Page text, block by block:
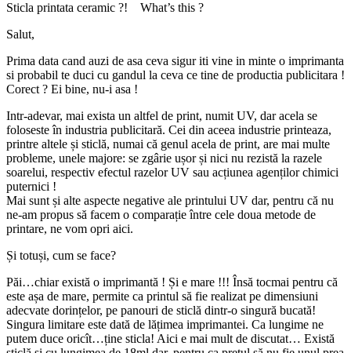
Sticla printata ceramic ?! What’s this ?
Salut,
Prima data cand auzi de asa ceva sigur iti vine in minte o imprimanta
si probabil te duci cu gandul la ceva ce tine de productia publicitara !
Corect ? Ei bine, nu-i asa !
Intr-adevar, mai exista un altfel de print, numit UV, dar acela se
foloseste în industria publicitară. Cei din aceea industrie printeaza,
printre altele și sticlă, numai că genul acela de print, are mai multe
probleme, unele majore: se zgârie ușor și nici nu rezistă la razele
soarelui, respectiv efectul razelor UV sau acțiunea agenților chimici
puternici !
Mai sunt și alte aspecte negative ale printului UV dar, pentru că nu
ne-am propus să facem o comparație între cele doua metode de
printare, ne vom opri aici.
Și totuși, cum se face?
Păi…chiar există o imprimantă ! Și e mare !!! Însă tocmai pentru că
este așa de mare, permite ca printul să fie realizat pe dimensiuni
adecvate dorințelor, pe panouri de sticlă dintr-o singură bucată!
Singura limitare este dată de lățimea imprimantei. Ca lungime ne
putem duce oricît…ține sticla! Aici e mai mult de discutat… Există